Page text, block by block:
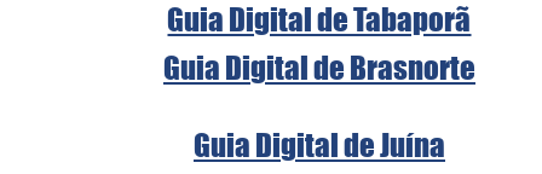
Guia Digital de Tabaporã
Guia Digital de Brasnorte
Guia Digital de Juína